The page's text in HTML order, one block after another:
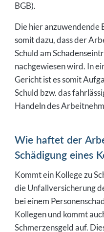
BGB).
Die hier anzuwendende
somit dazu, dass der
Schuld am
nachgewiesen wird. In
Gericht ist es somit
Schuld bzw. das
Handeln des
Wie haftet der
Schädigung eines
Kommt ein Kollege zu
die Unfallversicherung
bei einem
Kollegen und kommt
Schmerzensgeld auf.